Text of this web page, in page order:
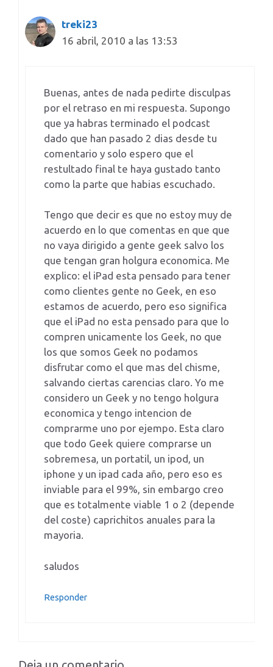
treki23
16 abril, 2010 a las 13:53
Buenas, antes de nada pedirte disculpas
por el retraso en mi respuesta. Supongo
que ya habras terminado el podcast
dado que han pasado 2 dias desde tu
comentario y solo espero que el
restultado final te haya gustado tanto
como la parte que habias escuchado.
Tengo que decir es que no estoy muy de
acuerdo en lo que comentas en que que
no vaya dirigido a gente geek salvo los
que tengan gran holgura economica. Me
explico: el iPad esta pensado para tener
como clientes gente no Geek, en eso
estamos de acuerdo, pero eso significa
que el iPad no esta pensado para que lo
compren unicamente los Geek, no que
los que somos Geek no podamos
disfrutar como el que mas del chisme,
salvando ciertas carencias claro. Yo me
considero un Geek y no tengo holgura
economica y tengo intencion de
comprarme uno por ejempo. Esta claro
que todo Geek quiere comprarse un
sobremesa, un portatil, un ipod, un
iphone y un ipad cada año, pero eso es
inviable para el 99%, sin embargo creo
que es totalmente viable 1 o 2 (depende
del coste) caprichitos anuales para la
mayoria.
saludos
Responder